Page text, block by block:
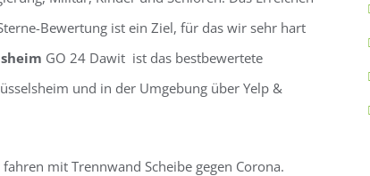
Bewertung ist ein Ziel, für das wir sehr hart
GO 24 Dawit ist das bestbewertete
und in der Umgebung über Yelp &
mit Trennwand Scheibe gegen Corona.